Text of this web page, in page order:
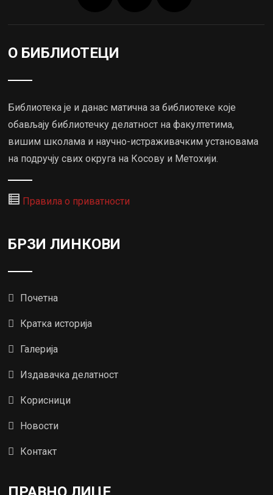
О БИБЛИОТЕЦИ
Библиотека је и данас матична за библиотеке које
обављају библиотечку делатност на факултетима,
вишим школама и научно-истраживачким установама
на подручју свих округа на Косову и Метохији.
Правила о приватности
БРЗИ ЛИНКОВИ
Почетна
Кратка историја
Галерија
Издавачка делатност
Корисници
Новости
Контакт